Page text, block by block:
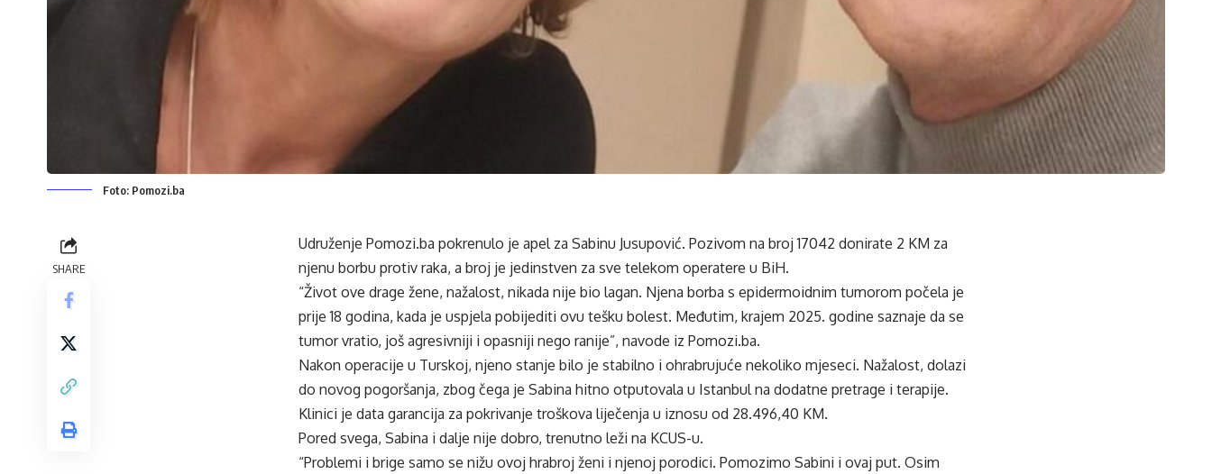
Foto: Pomozi.ba
SHARE
Udruženje Pomozi.ba pokrenulo je apel za Sabinu Jusupović. Pozivom na broj 17042 donirate 2 KM za
njenu borbu protiv raka, a broj je jedinstven za sve telekom operatere u BiH.
“Život ove drage žene, nažalost, nikada nije bio lagan. Njena borba s epidermoidnim tumorom počela je
prije 18 godina, kada je uspjela pobijediti ovu tešku bolest. Međutim, krajem 2025. godine saznaje da se
tumor vratio, još agresivniji i opasniji nego ranije”, navode iz Pomozi.ba.
Nakon operacije u Turskoj, njeno stanje bilo je stabilno i ohrabrujuće nekoliko mjeseci. Nažalost, dolazi
do novog pogoršanja, zbog čega je Sabina hitno otputovala u Istanbul na dodatne pretrage i terapije.
Klinici je data garancija za pokrivanje troškova liječenja u iznosu od 28.496,40 KM.
Pored svega, Sabina i dalje nije dobro, trenutno leži na KCUS-u.
“Problemi i brige samo se nižu ovoj hrabroj ženi i njenoj porodici. Pomozimo Sabini i ovaj put. Osim